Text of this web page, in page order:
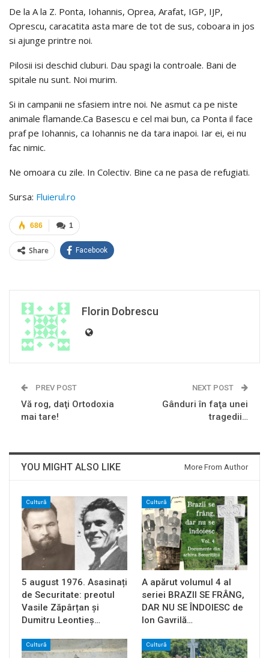
De la A la Z. Ponta, Iohannis, Oprea, Arafat, IGP, IJP,
Oprescu, caracatita asta mare de tot de sus, coboara in jos
si ajunge printre noi.
Pilosii isi deschid cluburi. Dau spagi la controale. Bani de
spitale nu sunt. Noi murim.
Si in campanii ne sfasiem intre noi. Ne asmut ca pe niste
animale flamande.Ca Basescu e cel mai bun, ca Ponta il face
praf pe Iohannis, ca Iohannis ne da tara inapoi. Iar ei, ei nu
fac nimic.
Ne omoara cu zile. In Colectiv. Bine ca ne pasa de refugiati.
Sursa: Fluierul.ro
1
686
Share Facebook
Florin Dobrescu
PREV POST
Vă rog, daţi Ortodoxia
mai tare!
NEXT POST
Gânduri în faţa unei
tragedii…
YOU MIGHT ALSO LIKE More From Author
Cultură
5 august 1976. Asasinați
de Securitate: preotul
Vasile Zăpârțan și
Dumitru Leontieș…
Cultură
A apărut volumul 4 al
seriei BRAZII SE FRÂNG,
DAR NU SE ÎNDOIESC de
Ion Gavrilă…
Cultură Cultură